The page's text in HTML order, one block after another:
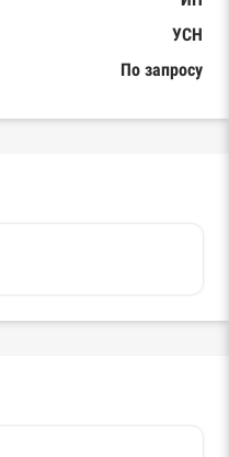
УСН
По запросу